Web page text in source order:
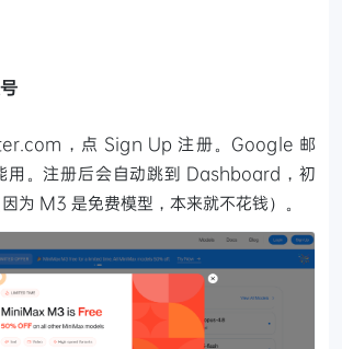
，点 Sign Up 注册。Google 邮
用。注册后会自动跳到 Dashboard，初
为 M3 是免费模型，本来就不花钱）。